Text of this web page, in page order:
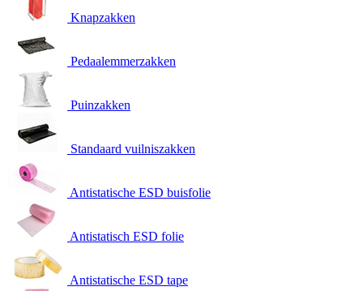
Knapzakken
Pedaalemmerzakken
Puinzakken
Standaard vuilniszakken
Antistatische ESD buisfolie
Antistatisch ESD folie
Antistatische ESD tape